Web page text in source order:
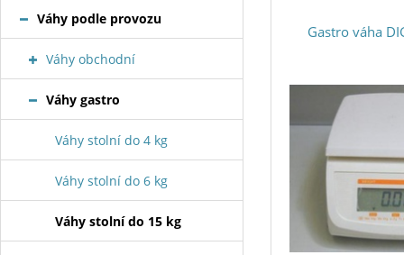
Gastro váha
Váhy podle provozu
Váhy obchodní
Váhy gastro
Váhy stolní do 4 kg
Váhy stolní do 6 kg
Váhy stolní do 15 kg